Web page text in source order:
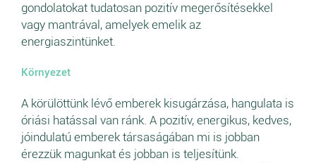
gondolatokat tudatosan pozitív megerősítésekkel
vagy mantrával, amelyek emelik az
energiaszintünket.
Környezet
A körülöttünk lévő emberek kisugárzása, hangulata is
óriási hatással van ránk. A pozitív, energikus, kedves,
jóindulatú emberek társaságában mi is jobban
érezzük magunkat és jobban is teljesítünk.